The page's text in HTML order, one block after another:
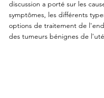
discussion a porté sur les
symptômes, les différents
options de traitement de
des tumeurs bénignes de